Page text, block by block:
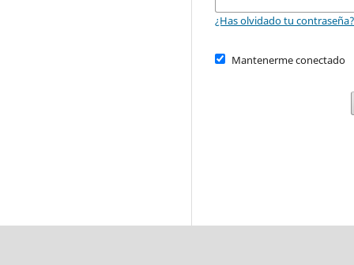
¿Has olvidado tu contraseña?
Mantenerme conectado